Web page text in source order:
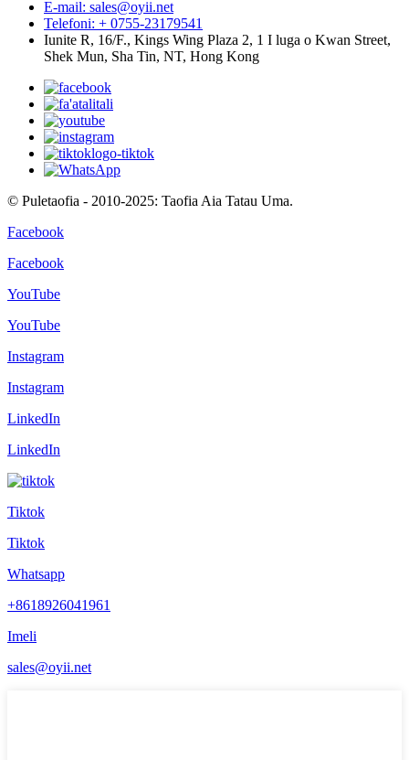
E-mail: sales@oyii.net
Telefoni: + 0755-23179541
Iunite R, 16/F., Kings Wing Plaza 2, 1 I luga o Kwan Street,
Shek Mun, Sha Tin, NT, Hong Kong
© Puletaofia - 2010-2025: Taofia Aia Tatau Uma.
Facebook
Facebook
YouTube
YouTube
Instagram
Instagram
LinkedIn
LinkedIn
Tiktok
Tiktok
Whatsapp
+8618926041961
Imeli
sales@oyii.net